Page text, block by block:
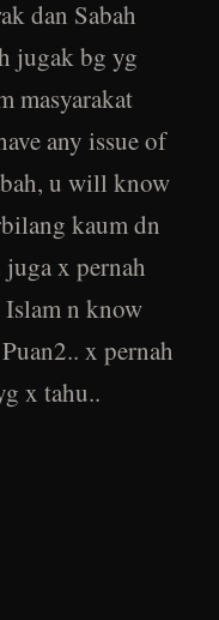
dan Sabah
jugak bg yg
masyarakat
any issue of
u will know
kaum dn
x pernah
n know
x pernah
x tahu..